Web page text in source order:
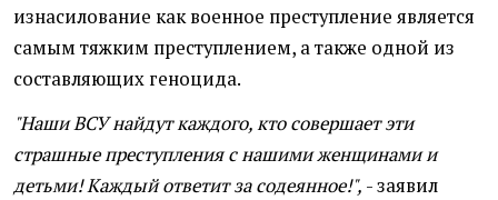
изнасилование как военное преступление является
самым тяжким преступлением, а также одной из
составляющих геноцида.
"Наши ВСУ найдут каждого, кто совершает эти
страшные преступления с нашими женщинами и
детьми! Каждый ответит за содеянное!", - заявил